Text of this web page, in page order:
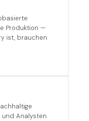
Produktion —
ist, brauchen
Analysten